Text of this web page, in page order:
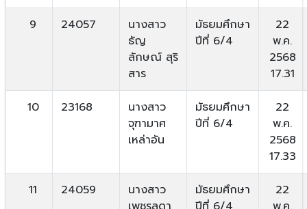
9 24057
นางสาว
ธัญ
ลักษณ์ สุริ
สาร
มัธยมศึกษา
ปีที่ 6/4
22
พ.ค.
2568
17.31
10 23168
นางสาว
จุฑามาศ
เหล่าอัน
มัธยมศึกษา
ปีที่ 6/4
22
พ.ค.
2568
17.33
11 24059
นางสาว
มัธยมศึกษา
22